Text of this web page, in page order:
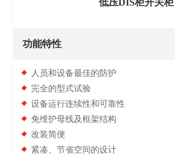
功能特性
人员和设备最佳的防护
完全的型式试验
设备运行连续性和可靠性
免维护母线及框架结构
改装简便
紧凑、节省空间的设计